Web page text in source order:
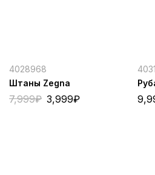
4028968
Штаны Zegna
7,999₽ 3,999₽